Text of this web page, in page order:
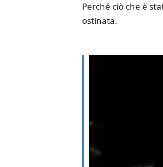
Perché ciò che è
ostinata.